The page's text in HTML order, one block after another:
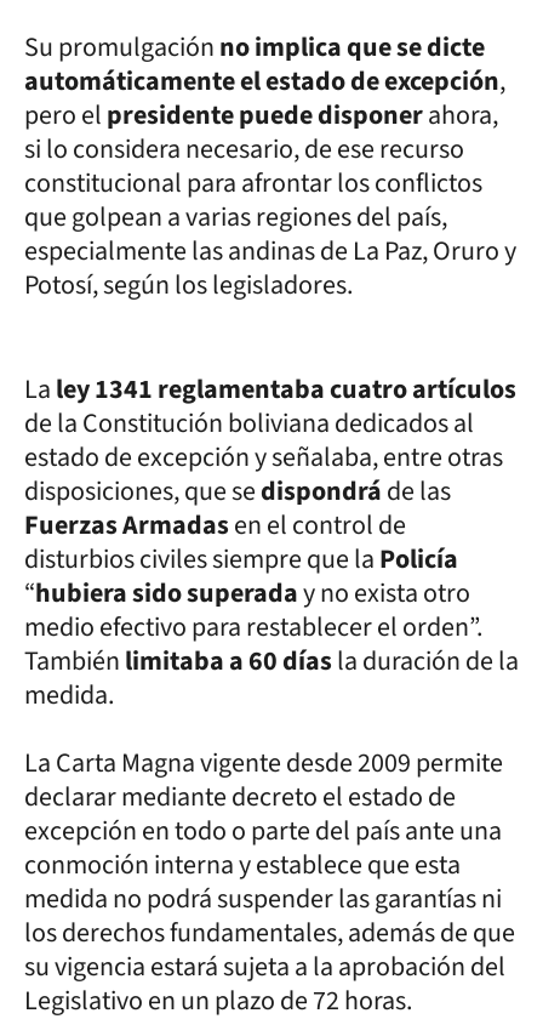
Su promulgaciónno implica que se dicte
automáticamente el estado de excepción,
pero elpresidente puede disponerahora,
si lo considera necesario, de ese recurso
constitucional para afrontar los conflictos
que golpean a varias regiones del país,
especialmente las andinas de La Paz, Oruro y
Potosí, según los legisladores.
Laley 1341 reglamentaba cuatro artículos
de la Constitución boliviana dedicados al
estado de excepción y señalaba, entre otras
disposiciones, que sedispondráde las
Fuerzas Armadasen el control de
disturbios civiles siempre que laPolicía
“hubiera sido superaday no exista otro
medio efectivo para restablecer el orden”.
Tambiénlimitaba a 60 díasla duración de la
medida.
La Carta Magna vigente desde 2009 permite
declarar mediante decreto el estado de
excepción en todo o parte del país ante una
conmoción interna y establece que esta
medida no podrá suspender las garantías ni
los derechos fundamentales, además de que
su vigencia estará sujeta a la aprobación del
Legislativo en un plazo de 72 horas.